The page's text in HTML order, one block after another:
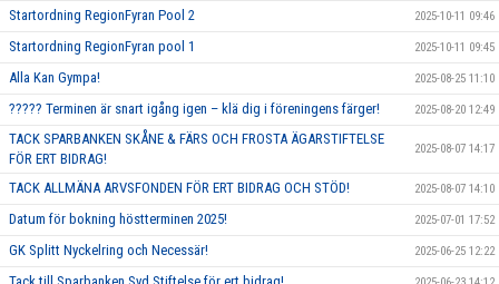
Startordning RegionFyran Pool 2 2025-10-11 09:46
Startordning RegionFyran pool 1 2025-10-11 09:45
Alla Kan Gympa! 2025-08-25 11:10
????? Terminen är snart igång igen – klä dig i föreningens färger! 2025-08-20 12:49
TACK SPARBANKEN SKÅNE & FÄRS OCH FROSTA ÄGARSTIFTELSE
FÖR ERT BIDRAG!
2025-08-07 14:17
TACK ALLMÄNA ARVSFONDEN FÖR ERT BIDRAG OCH STÖD! 2025-08-07 14:10
Datum för bokning höstterminen 2025! 2025-07-01 17:52
GK Splitt Nyckelring och Necessär! 2025-06-25 12:22